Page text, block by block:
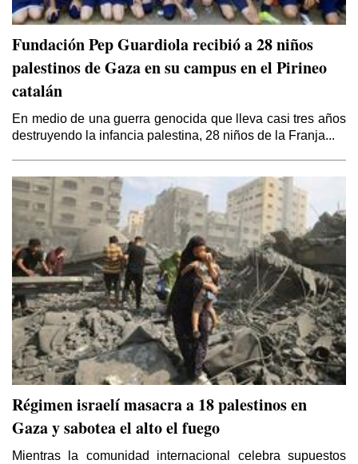
Fundación Pep Guardiola recibió a 28 niños
palestinos de Gaza en su campus en el Pirineo
catalán
En medio de una guerra genocida que lleva casi tres años
destruyendo la infancia palestina, 28 niños de la Franja...
Régimen israelí masacra a 18 palestinos en
Gaza y sabotea el alto el fuego
Mientras la comunidad internacional celebra supuestos